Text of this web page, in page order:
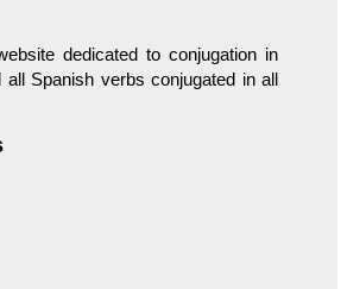
dedicated to conjugation in
all Spanish verbs conjugated in all